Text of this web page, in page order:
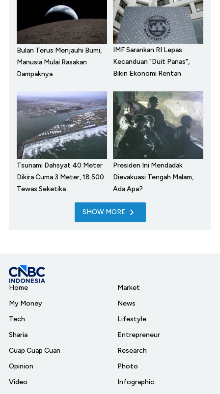
Bulan Terus Menjauhi Bumi,
Manusia Mulai Rasakan
Dampaknya
IMF Sarankan RI Lepas
Kecanduan "Duit Panas",
Bikin Ekonomi Rentan
Tsunami Dahsyat 40 Meter
Dikira Cuma 3 Meter, 18.500
Tewas Seketika
Presiden Ini Mendadak
Dievakuasi Tengah Malam,
Ada Apa?
SHOW MORE
Home
My Money
Tech
Sharia
Cuap Cuap Cuan
Opinion
Video
Market
News
Lifestyle
Entrepreneur
Research
Photo
Infographic